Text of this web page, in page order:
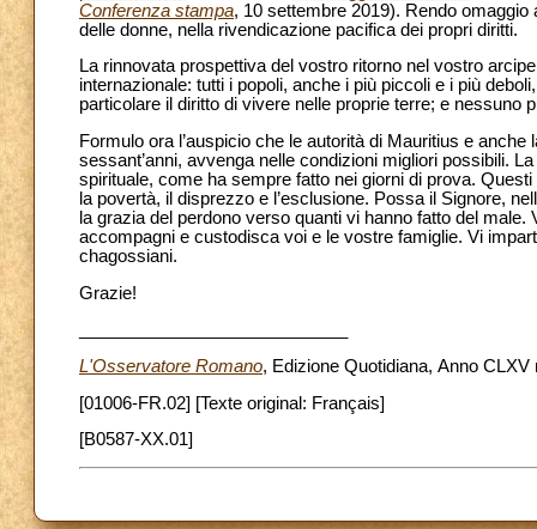
Conferenza stampa, 10 settembre 2019). Rendo
delle donne, nella rivendicazione pacifica dei propri diritti.
La rinnovata prospettiva del vostro ritorno nel vostro
internazionale: tutti i popoli, anche i più piccoli e i più
particolare il diritto di vivere nelle proprie terre; e nessuno
Formulo ora l’auspicio che le autorità di Mauritius e
sessant’anni, avvenga nelle condizioni migliori possibili.
spirituale, come ha sempre fatto nei giorni di prova.
la povertà, il disprezzo e l’esclusione. Possa il Signore,
la grazia del perdono verso quanti vi hanno fatto del
accompagni e custodisca voi e le vostre famiglie. Vi
chagossiani.
Grazie!
L'Osservatore Romano, Edizione Quotidiana, Anno
[01006-FR.02] [Texte original: Français]
[B0587-XX.01]